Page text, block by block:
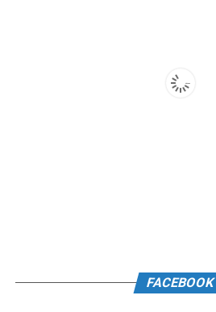
FACEBOOK